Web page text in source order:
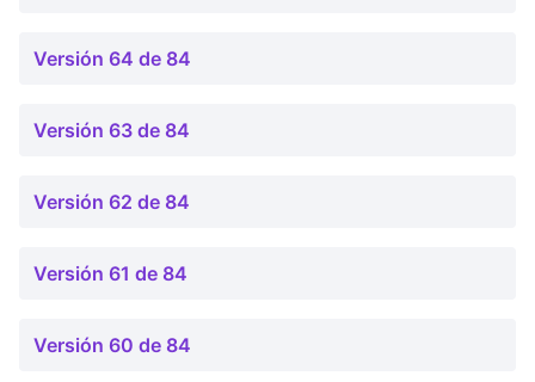
Versión 64 de 84
Versión 63 de 84
Versión 62 de 84
Versión 61 de 84
Versión 60 de 84